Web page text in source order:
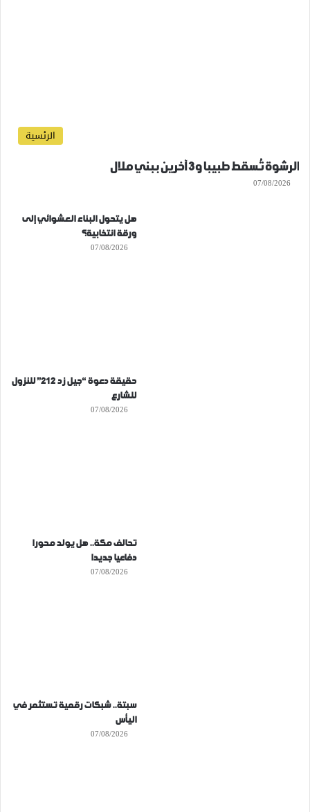
الرئسية
الرشوة تُسقط طبيبا و3 آخرين ببني ملال
07/08/2026
هل يتحول البناء العشوائي إلى
ورقة انتخابية؟
07/08/2026
حقيقة دعوة “جيل زد 212” للنزول
للشارع
07/08/2026
تحالف مكة.. هل يولد محورا
دفاعيا جديدا
07/08/2026
سبتة.. شبكات رقمية تستثمر في
اليأس
07/08/2026